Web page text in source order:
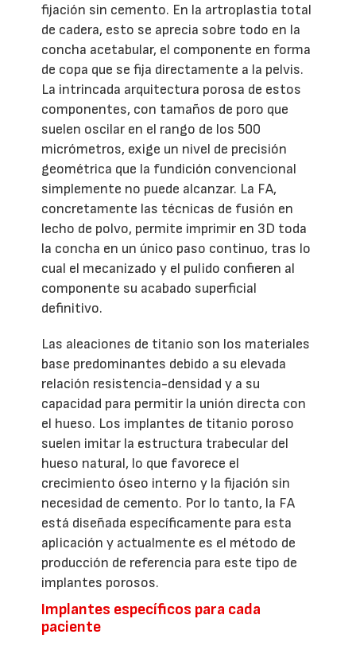
fijación sin cemento. En la artroplastia total
de cadera, esto se aprecia sobre todo en la
concha acetabular, el componente en forma
de copa que se fija directamente a la pelvis.
La intrincada arquitectura porosa de estos
componentes, con tamaños de poro que
suelen oscilar en el rango de los 500
micrómetros, exige un nivel de precisión
geométrica que la fundición convencional
simplemente no puede alcanzar. La FA,
concretamente las técnicas de fusión en
lecho de polvo, permite imprimir en 3D toda
la concha en un único paso continuo, tras lo
cual el mecanizado y el pulido confieren al
componente su acabado superficial
definitivo.
Las aleaciones de titanio son los materiales
base predominantes debido a su elevada
relación resistencia-densidad y a su
capacidad para permitir la unión directa con
el hueso. Los implantes de titanio poroso
suelen imitar la estructura trabecular del
hueso natural, lo que favorece el
crecimiento óseo interno y la fijación sin
necesidad de cemento. Por lo tanto, la FA
está diseñada específicamente para esta
aplicación y actualmente es el método de
producción de referencia para este tipo de
implantes porosos.
Implantes específicos para cada
paciente